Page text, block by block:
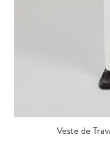
Veste de